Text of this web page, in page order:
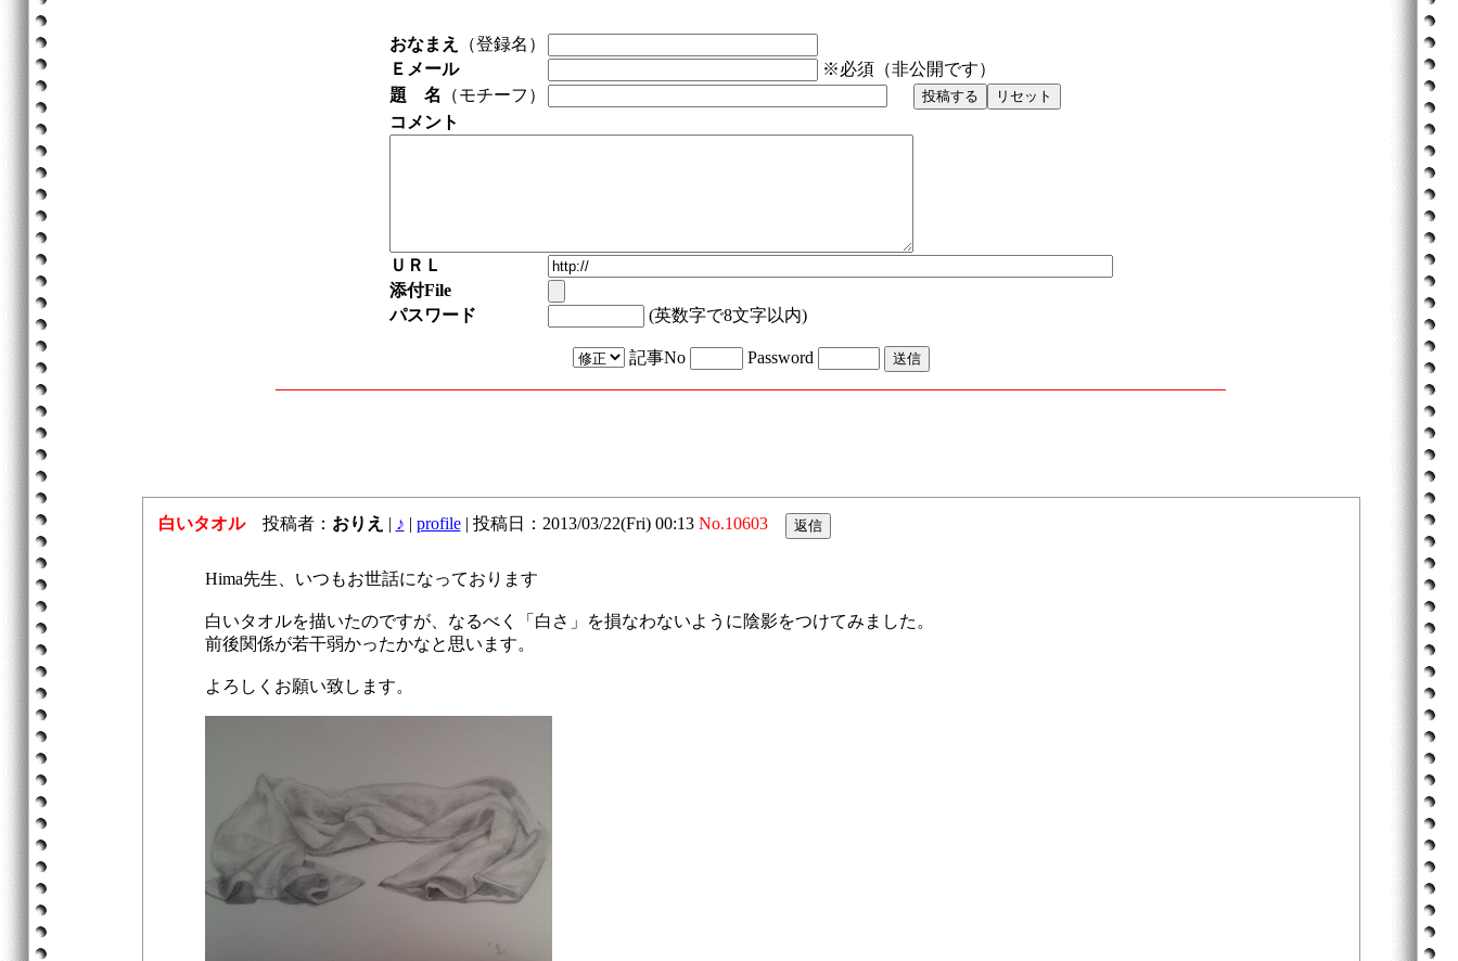
おなまえ
（登録名）
Ｅメール
※必須（非公開です）
題 名 （モチーフ）
コメント
ＵＲＬ
添付File
パスワード
(英数字で8文字以内)
記事No Password
白いタオル投稿者： おりえ | ♪ | profile| 投稿日：2013/03/22(Fri) 00:13 No.10603
Hima先生、いつもお世話になっております
白いタオルを描いたのですが、なるべく「白さ」を損なわないように陰影をつけてみました。
前後関係が若干弱かったかなと思います。
よろしくお願い致します。